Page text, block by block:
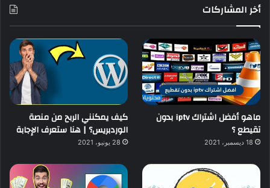
أخر المشاركات
ماهو أفضل اشتراك iptv بدون
تقيطع ؟
18 ديسمبر، 2021
كيف يمكنني الربح من منصة
الوردبريس؟ | هنا ستعرف الإجابة
28 يونيو، 2021